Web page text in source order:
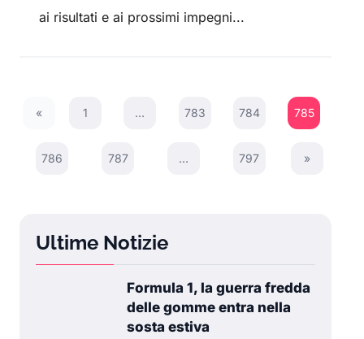
ai risultati e ai prossimi impegni...
«
Previous Page
1 … 783 784 785
786 787 … 797 Next Page
»
Ultime Notizie
Formula 1, la guerra fredda
delle gomme entra nella
sosta estiva